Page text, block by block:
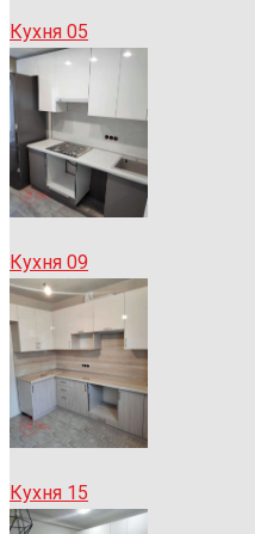
Кухня 05
Кухня 09
Кухня 15